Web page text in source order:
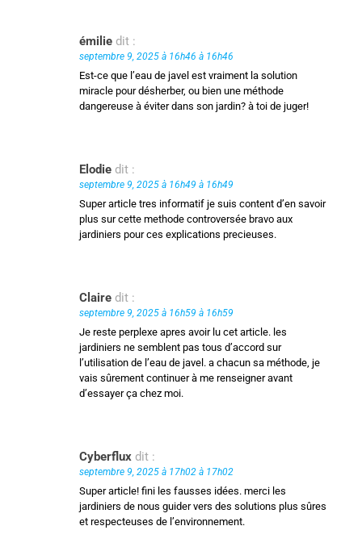
émilie dit :
septembre 9, 2025 à 16h46 à 16h46
Est-ce que l’eau de javel est vraiment la solution
miracle pour désherber, ou bien une méthode
dangereuse à éviter dans son jardin? à toi de juger!
Elodie dit :
septembre 9, 2025 à 16h49 à 16h49
Super article tres informatif je suis content d’en savoir
plus sur cette methode controversée bravo aux
jardiniers pour ces explications precieuses.
Claire dit :
septembre 9, 2025 à 16h59 à 16h59
Je reste perplexe apres avoir lu cet article. les
jardiniers ne semblent pas tous d’accord sur
l’utilisation de l’eau de javel. a chacun sa méthode, je
vais sûrement continuer à me renseigner avant
d’essayer ça chez moi.
Cyberflux dit :
septembre 9, 2025 à 17h02 à 17h02
Super article! fini les fausses idées. merci les
jardiniers de nous guider vers des solutions plus sûres
et respecteuses de l’environnement.